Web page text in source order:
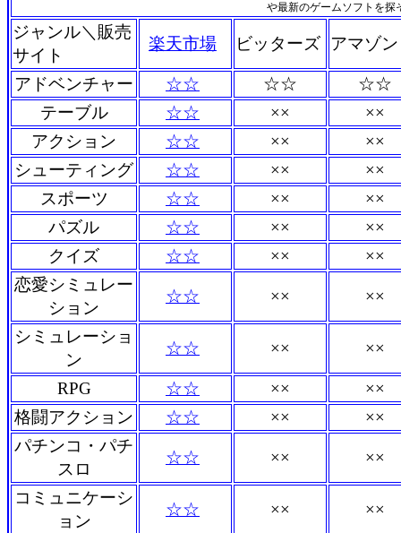
や最新のゲームソフトを探
ジャンル＼販売
サイト
楽天市場 ビッターズ アマゾン
アドベンチャー ☆☆ ☆☆
☆☆
テーブル
☆☆ ××
××
アクション
☆☆ ××
××
シューティング
☆☆ ××
××
スポーツ
☆☆ ××
××
パズル
☆☆ ××
××
クイズ
☆☆ ××
××
恋愛シミュレー
ション
☆☆ ×× ××
シミュレーショ
ン
☆☆ ×× ××
RPG ☆☆ ××
××
格闘アクション
☆☆ ××
××
パチンコ・パチ
スロ
☆☆ ×× ××
コミュニケーシ
ョン
☆☆ ×× ××